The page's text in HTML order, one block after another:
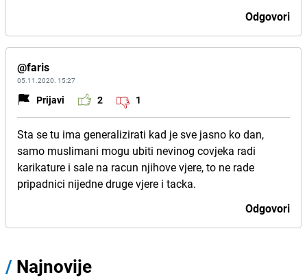
Odgovori
@faris
05.11.2020. 15:27
Prijavi 2 1
Sta se tu ima generalizirati kad je sve jasno ko dan,
samo muslimani mogu ubiti nevinog covjeka radi
karikature i sale na racun njihove vjere, to ne rade
pripadnici nijedne druge vjere i tacka.
Odgovori
/ Najnovije